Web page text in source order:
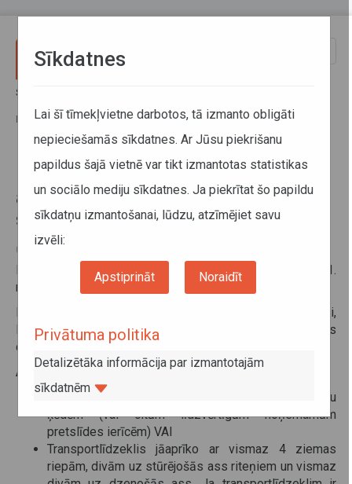
Sākums
Francijā
Par ziemas riepām un to
aprīkošanu ar ķēdēm ziemas
sezonā Francijā
04. decembris 2025
Dažos kalnu reģionos laikposmā no 1. novembra līdz 31.
martam ziemas aprīkojums ir obligāts.
Kalnu reģioni: Alpi, Korsika, Centrālais masīvs, Jura kalni,
Pireneji, Vogēzu kalni (prasības spēkā 34 Francijas
departamentos).
Autobusiem izvirzītās prasības (M2, M3):
Transportlīdzeklis jāaprīko ar vismaz divām riepu
ķēdēm (vai citām līdzvērtīgām noņemamām
pretslīdes ierīcēm) VAI
Transportlīdzeklis jāaprīko ar vismaz 4 ziemas
riepām, divām uz stūrējošās ass riteņiem un vismaz
Sīkdatnes
Lai šī tīmekļvietne darbotos, tā izmanto obligāti
nepieciešamās sīkdatnes. Ar Jūsu piekrišanu
papildus šajā vietnē var tikt izmantotas statistikas
un sociālo mediju sīkdatnes. Ja piekrītat šo papildu
sīkdatņu izmantošanai, lūdzu, atzīmējiet savu
izvēli:
Apstiprināt Noraidīt
Privātuma politika
Detalizētāka informācija par izmantotajām
sīkdatnēm